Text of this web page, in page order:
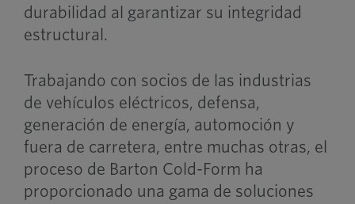
durabilidad al garantizar su integridad
estructural.
Trabajando con socios de las industrias
de vehículos eléctricos, defensa,
generación de energía, automoción y
fuera de carretera, entre muchas otras, el
proceso de Barton Cold-Form ha
proporcionado una gama de soluciones